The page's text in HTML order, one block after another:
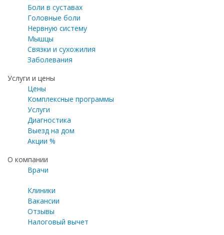
Боли в суставах
Головные боли
Нервную систему
Мышцы
Связки и сухожилия
Заболевания
Услуги и цены
Цены
Комплексные программы
Услуги
Диагностика
Выезд на дом
Акции %
О компании
Врачи
Клиники
Вакансии
Отзывы
Налоговый вычет